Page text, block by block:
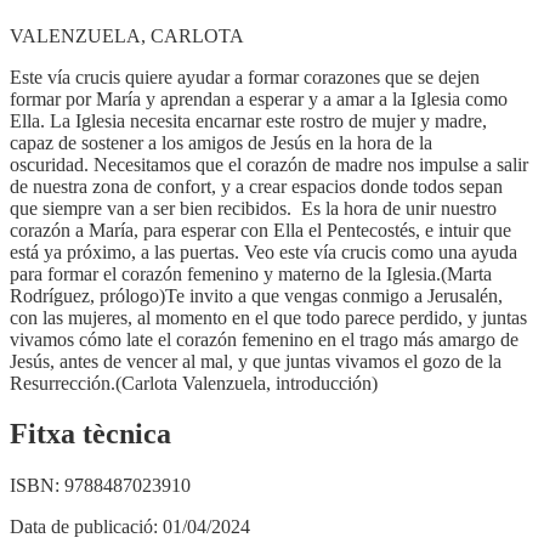
VALENZUELA, CARLOTA
Este vía crucis quiere ayudar a formar corazones que se dejen
formar por María y aprendan a esperar y a amar a la Iglesia como
Ella. La Iglesia necesita encarnar este rostro de mujer y madre,
capaz de sostener a los amigos de Jesús en la hora de la
oscuridad. Necesitamos que el corazón de madre nos impulse a salir
de nuestra zona de confort, y a crear espacios donde todos sepan
que siempre van a ser bien recibidos. Es la hora de unir nuestro
corazón a María, para esperar con Ella el Pentecostés, e intuir que
está ya próximo, a las puertas. Veo este vía crucis como una ayuda
para formar el corazón femenino y materno de la Iglesia.(Marta
Rodríguez, prólogo)Te invito a que vengas conmigo a Jerusalén,
con las mujeres, al momento en el que todo parece perdido, y juntas
vivamos cómo late el corazón femenino en el trago más amargo de
Jesús, antes de vencer al mal, y que juntas vivamos el gozo de la
Resurrección.(Carlota Valenzuela, introducción)
Fitxa tècnica
ISBN: 9788487023910
Data de publicació: 01/04/2024